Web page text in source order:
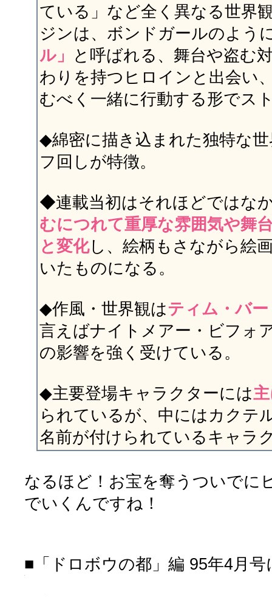
ている」など全く異なる世界
ジンは、ボンドガールのよう
ル」
と呼ばれる、舞台や盗む
わりを持つヒロインと出会い
むべく一緒に行動する形でス
◆綿密に描き込まれた独特な
フ回しが特徴。
◆連載当初はそれほどではな
むにつれて重厚な雰囲気や舞
と変化し、絵柄もさながら絵
いたものになる。
◆作風・世界観はティム・バ
言えばナイトメアー・ビフォ
の影響を強く受けている。
◆主要登場キャラクターには
られているが、中にはカクテ
名前が付けられているキャラ
なるほど！お宝を奪うついでに
でいくんですね！
■「ドロボウの都」編 95年4月